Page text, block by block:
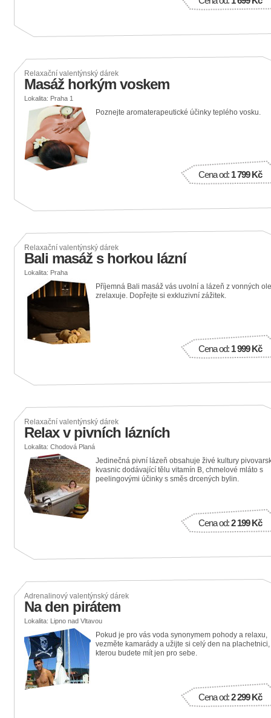
Relaxační valentýnský dárek
Masáž horkým voskem
Lokalita: Praha 1
Poznejte aromaterapeutické účinky teplého vosku.
Cena od: 1 799 Kč
Relaxační valentýnský dárek
Bali masáž s horkou lázní
Lokalita: Praha
Příjemná Bali masáž vás uvolní a lázeň z vonných
zrelaxuje. Dopřejte si exkluzivní zážitek.
Cena od: 1 999 Kč
Relaxační valentýnský dárek
Relax v pivních lázních
Lokalita: Chodová Planá
Jedinečná pivní lázeň obsahuje živé kultury
kvasnic dodávající tělu vitamín B, chmelové mláto s
peelingovými účinky s směs drcených bylin.
Cena od:2 199 Kč
Adrenalinový valentýnský dárek
Na den pirátem
Lokalita: Lipno nad Vltavou
Pokud je pro vás voda synonymem pohody a relaxu,
vezměte kamarády a užijte si celý den na plachetnici,
kterou budete mít jen pro sebe.
Cena od:2 299 Kč